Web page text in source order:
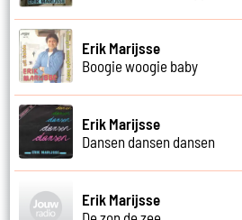
Erik Marijsse
Boogie woogie baby
Erik Marijsse
Dansen dansen dansen
Erik Marijsse